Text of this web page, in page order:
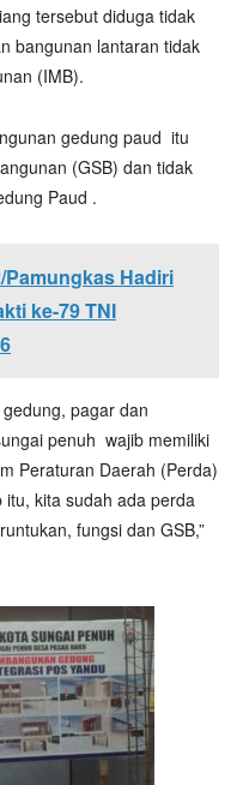
tersebut diduga tidak
bangunan lantaran tidak
(IMB).
gedung paud itu
(GSB) dan tidak
Paud .
Pamungkas Hadiri
ke-79 TNI
pagar dan
penuh wajib memiliki
Peraturan Daerah (Perda)
itu, kita sudah ada perda
fungsi dan GSB,”